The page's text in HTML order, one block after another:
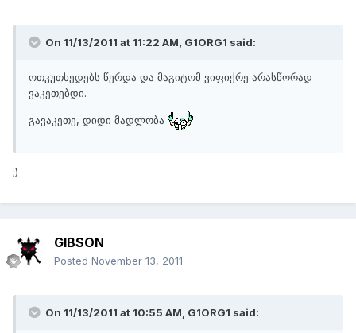
On 11/13/2011 at 11:22 AM, G1ORG1 said:
ოთკუთხედებს წერდა და მაგიტომ ვიფიქრე არასწორად
ვაკეთებდი.
გავაკეთე, დიდი მადლობა
;)
GIBSON
Posted November 13, 2011
On 11/13/2011 at 10:55 AM, G1ORG1 said: